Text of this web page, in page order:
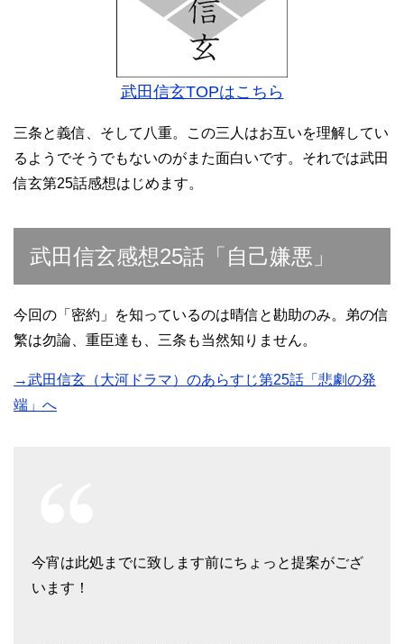
武田信玄TOPはこちら
三条と義信、そして八重。この三人はお互いを理解してい
るようでそうでもないのがまた面白いです。それでは武田
信玄第25話感想はじめます。
武田信玄感想25話「自己嫌悪」
今回の「密約」を知っているのは晴信と勘助のみ。弟の信
繁は勿論、重臣達も、三条も当然知りません。
→武田信玄（大河ドラマ）のあらすじ第25話「悲劇の発
端」へ
今宵は此処までに致します前にちょっと提案がござ
います！